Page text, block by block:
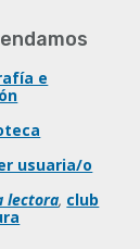
e
usuaria/o
lectora, club